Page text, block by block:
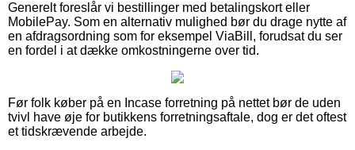
Generelt foreslår vi bestillinger med betalingskort eller
MobilePay. Som en alternativ mulighed bør du drage nytte af
en afdragsordning som for eksempel ViaBill, forudsat du ser
en fordel i at dække omkostningerne over tid.
Før folk køber på en Incase forretning på nettet bør de uden
tvivl have øje for butikkens forretningsaftale, dog er det oftest
et tidskrævende arbejde.